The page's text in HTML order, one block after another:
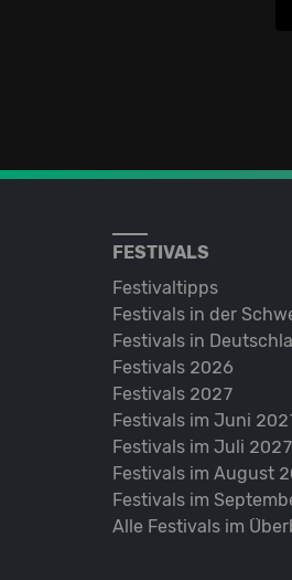
FESTIVALS
Festivaltipps
Festivals in der
Festivals in
Festivals 2026
Festivals 2027
Festivals im Juni
Festivals im Juli 2027
Festivals im August
Festivals im
Alle Festivals im